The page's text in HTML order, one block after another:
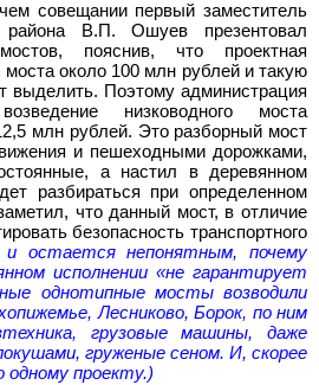
совещании первый заместитель
района В.П. Ошуев презентовал
пояснив, что проектная
моста около 100 млн рублей и такую
выделить. Поэтому администрация
низководного моста
млн рублей. Это разборный мост
и пешеходными дорожками,
а настил в деревянном
разбираться при определенном
что данный мост, в отличие
безопасность транспортного
остается непонятным, почему
исполнении «не гарантирует
однотипные мосты возводили
Лесниково, Борок, по ним
грузовые машины, даже
груженые сеном. И, скорее
одному проекту.)